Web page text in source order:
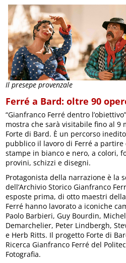
Il presepe provenzale
Ferré a Bard: oltre 90
“Gianfranco Ferré dentro
mostra che sarà visitabile fino al 9
Forte di Bard. È un percorso
pubblico il lavoro di Ferré a
stampe in bianco e nero, a colori,
provini, schizzi e disegni.
Protagonista della narrazione è la
dell’Archivio Storico Gianfranco
esposte prima, di otto maestri
Ferré hanno lavorato a iconiche
Paolo Barbieri, Guy Bourdin,
Demarchelier, Peter Lindbergh,
e Herb Ritts. Il progetto Forte di
Ricerca Gianfranco Ferré del
Fotografia.